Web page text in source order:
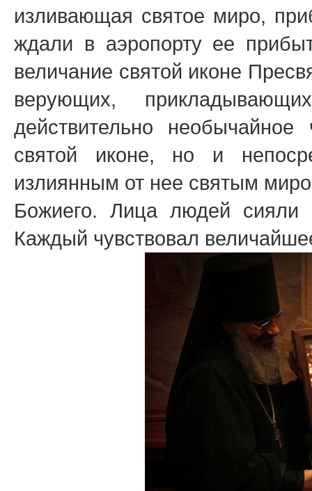
изливающая святое миро,
ждали в аэропорту ее
величание святой иконе
верующих,
действительно
святой иконе, но и
излиянным от нее святым
Божиего. Лица людей сияли
Каждый чувствовал